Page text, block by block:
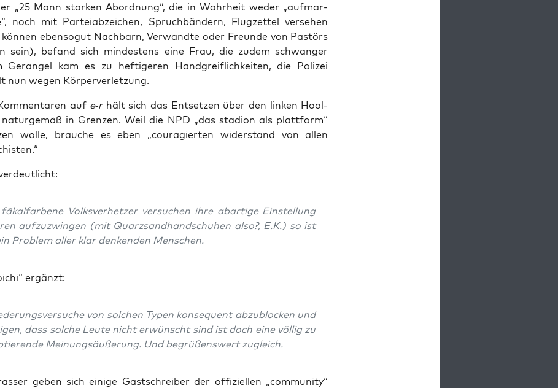
„25 Mann star­ken Abord­nung“, die in Wahr­heit weder „auf­mar­
noch mit Par­tei­ab­zei­chen, Spruch­bän­dern, Flug­zet­tel ver­se­hen
eben­so­gut Nach­barn, Ver­wand­te oder Freun­de von Pas­törs
sein), befand sich min­des­tens eine Frau, die zudem schwan­ger
Geran­gel kam es zu hef­ti­ge­ren Hand­greif­lich­kei­ten, die Poli­zei
nun wegen Körperverletzung.
auf e‑rhält sich das Ent­set­zen über den lin­ken Hool­
in Gren­zen. Weil die NPD „das sta­di­on als platt­form“
wol­le, brau­che es eben „cou­ra­gier­ten wider­stand von allen
fäkal­far­be­ne Volks­ver­het­zer ver­su­chen ihre abar­ti­ge Ein­stel­lung
auf­zu­zwin­gen (mit Quarz­sand­hand­schu­hen also?, E.K.) so ist
Pro­blem aller klar den­ken­den Menschen.
ergänzt:
von sol­chen Typen kon­se­quent abzu­blo­cken und
dass sol­che Leu­te nicht erwünscht sind ist doch eine völ­lig zu
Mei­nungs­äu­ße­rung. Und begrü­ßens­wert zugleich.
geben sich eini­ge Gast­schrei­ber der offi­zi­el­len „com­mu­ni­ty“